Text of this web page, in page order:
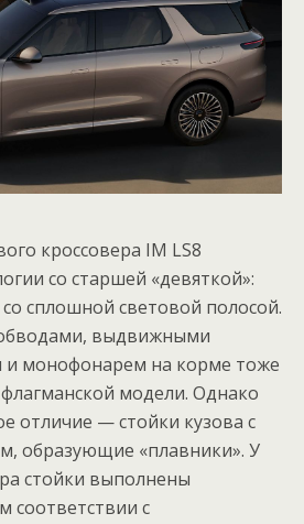
кроссовера IM LS8
со старшей «девяткой»:
сплошной световой полосой.
выдвижными
монофонарем на корме тоже
модели. Однако
отличие — стойки кузова с
образующие «плавники». У
стойки выполнены
соответствии с